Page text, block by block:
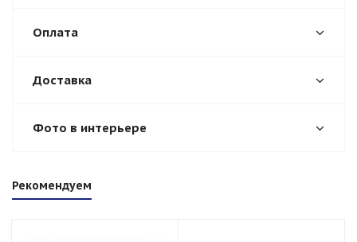
Оплата
Доставка
Фото в интерьере
Рекомендуем